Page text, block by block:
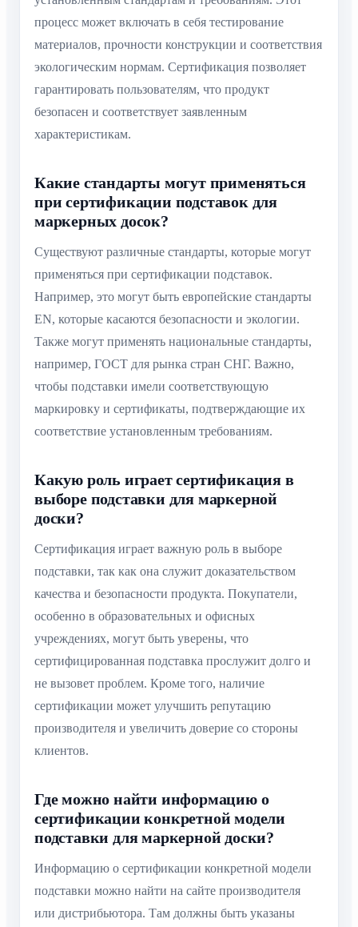
процесс может включать в себя тестирование
материалов, прочности конструкции и соответствия
экологическим нормам. Сертификация позволяет
гарантировать пользователям, что продукт
безопасен и соответствует заявленным
характеристикам.
Какие стандарты могут применяться
при сертификации подставок для
маркерных досок?
Существуют различные стандарты, которые могут
применяться при сертификации подставок.
Например, это могут быть европейские стандарты
EN, которые касаются безопасности и экологии.
Также могут применять национальные стандарты,
например, ГОСТ для рынка стран СНГ. Важно,
чтобы подставки имели соответствующую
маркировку и сертификаты, подтверждающие их
соответствие установленным требованиям.
Какую роль играет сертификация в
выборе подставки для маркерной
доски?
Сертификация играет важную роль в выборе
подставки, так как она служит доказательством
качества и безопасности продукта. Покупатели,
особенно в образовательных и офисных
учреждениях, могут быть уверены, что
сертифицированная подставка прослужит долго и
не вызовет проблем. Кроме того, наличие
сертификации может улучшить репутацию
производителя и увеличить доверие со стороны
клиентов.
Где можно найти информацию о
сертификации конкретной модели
подставки для маркерной доски?
Информацию о сертификации конкретной модели
подставки можно найти на сайте производителя
или дистрибьютора. Там должны быть указаны